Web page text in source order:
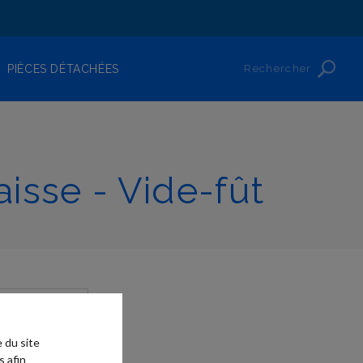
Rechercher
PIÈCES DÉTACHÉES
- Vide-fût
du site
afin